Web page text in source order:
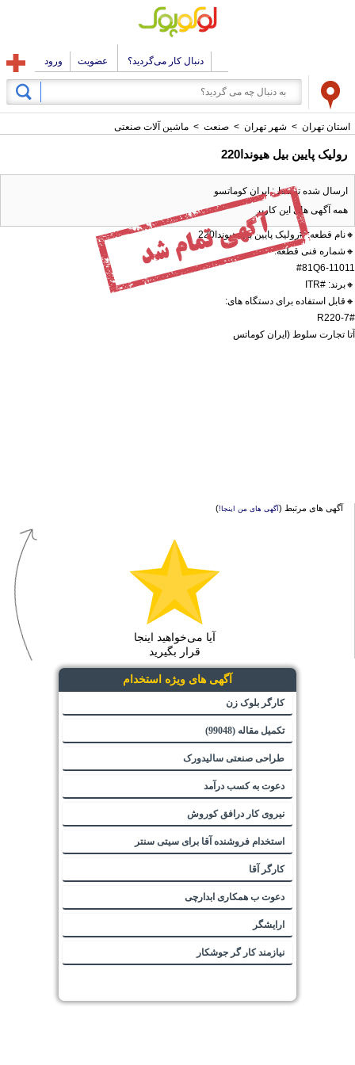
دنبال کار می‌گردید؟ عضویت ورود
استان تهران > شهر تهران > صنعت > ماشین آلات صنعتی
رولیک پایین بیل هیوندا220
ارسال شده توسط : ایران کوماتسو
همه آگهی های این کاربر
🔸نام قطعه: #رولیک پایین بیل هیوندا220
🔸شماره فنی قطعه:
#81Q6-11011
🔸برند: #ITR
🔸قابل استفاده برای دستگاه های:
#R220-7
آتا تجارت سلوط (ايران کوماتس
آگهی های مرتبط (آگهی های من اینجا!)
آیا می‌خواهید اینجا
قرار بگیرید
آگهی های ویژه استخدام
کارگر بلوک زن
تکمیل مقاله (99048)
طراحی صنعتی سالیدورک
دعوت به کسب درآمد
نیروی کار درافق کوروش
استخدام فروشنده آقا برای سیتی سنتر
کارگر آقا
دعوت ب همکاری ابدارچی
ارایشگر
نیازمند کار گر جوشکار